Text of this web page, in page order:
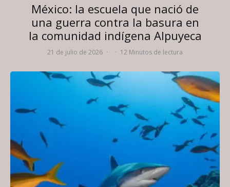
México: la escuela que nació de
una guerra contra la basura en
la comunidad indígena Alpuyeca
21 de julio de 2026 · · 12 Minutos de lectura